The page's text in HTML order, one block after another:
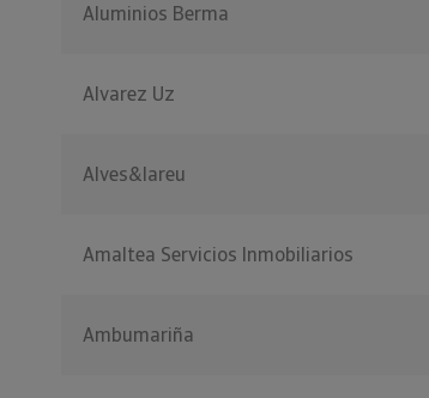
Aluminios Berma
Alvarez Uz
Alves&lareu
Amaltea Servicios Inmobiliarios
Ambumariña